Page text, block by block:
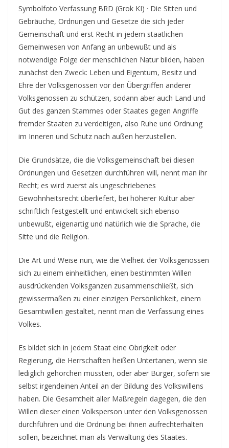
Symbolfoto Verfassung BRD (Grok KI) · Die Sitten und
Gebräuche, Ordnungen und Gesetze die sich jeder
Gemeinschaft und erst Recht in jedem staatlichen
Gemeinwesen von Anfang an unbewußt und als
notwendige Folge der menschlichen Natur bilden, haben
zunächst den Zweck: Leben und Eigentum, Besitz und
Ehre der Volksgenossen vor den Übergriffen anderer
Volksgenossen zu schützen, sodann aber auch Land und
Gut des ganzen Stammes oder Staates gegen Angriffe
fremder Staaten zu verdeitigen, also Ruhe und Ordnung
im Inneren und Schutz nach außen herzustellen.
Die Grundsätze, die die Volksgemeinschaft bei diesen
Ordnungen und Gesetzen durchführen will, nennt man ihr
Recht; es wird zuerst als ungeschriebenes
Gewohnheitsrecht überliefert, bei höherer Kultur aber
schriftlich festgestellt und entwickelt sich ebenso
unbewußt, eigenartig und natürlich wie die Sprache, die
Sitte und die Religion.
Die Art und Weise nun, wie die Vielheit der Volksgenossen
sich zu einem einheitlichen, einen bestimmten Willen
ausdrückenden Volksganzen zusammenschließt, sich
gewissermaßen zu einer einzigen Persönlichkeit, einem
Gesamtwillen gestaltet, nennt man die Verfassung eines
Volkes.
Es bildet sich in jedem Staat eine Obrigkeit oder
Regierung, die Herrschaften heißen Untertanen, wenn sie
lediglich gehorchen müssten, oder aber Bürger, sofern sie
selbst irgendeinen Anteil an der Bildung des Volkswillens
haben. Die Gesamtheit aller Maßregeln dagegen, die den
Willen dieser einen Volksperson unter den Volksgenossen
durchführen und die Ordnung bei ihnen aufrechterhalten
sollen, bezeichnet man als Verwaltung des Staates.